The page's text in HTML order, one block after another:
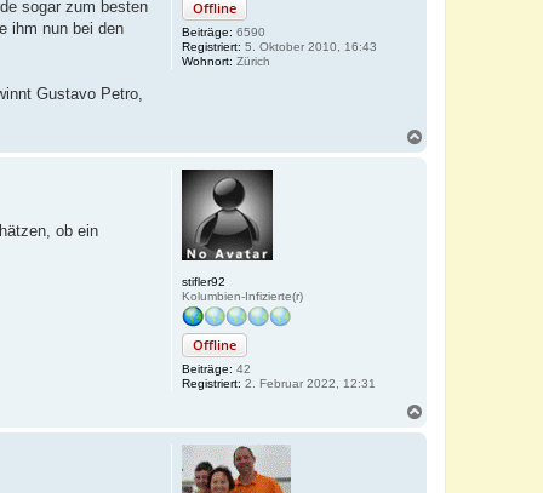
Offline
Beiträge: 6590
Registriert: 5. Oktober 2010, 16:43
Wohnort: Zürich
sogar zum besten
ihm nun bei den
Gustavo Petro,
stifler92
Kolumbien-Infizierte(r)
Offline
Beiträge: 42
Registriert: 2. Februar 2022, 12:31
ob ein